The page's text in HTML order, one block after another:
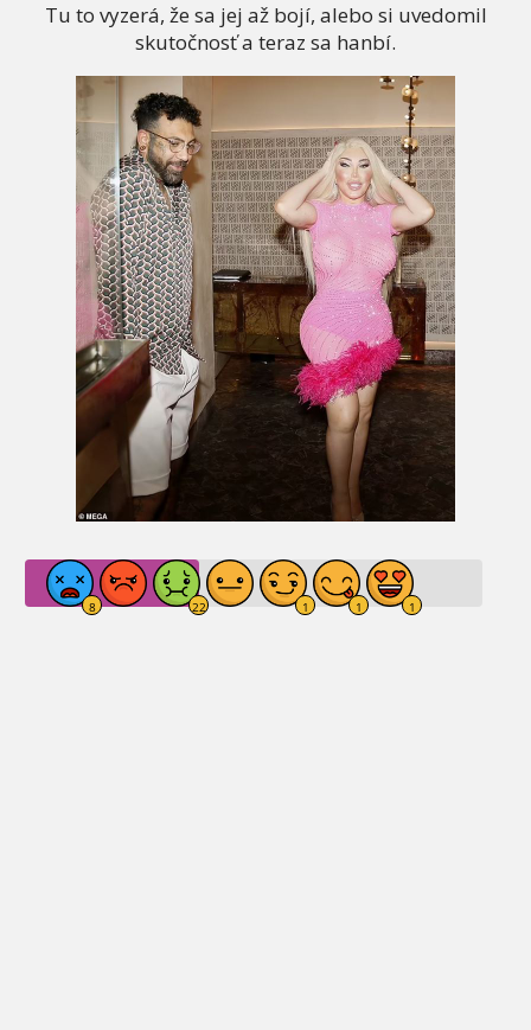
Tu to vyzerá, že sa jej až bojí, alebo si uvedomil
skutočnosť a teraz sa hanbí.